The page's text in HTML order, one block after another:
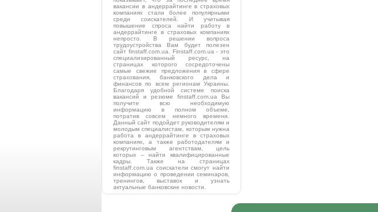
вакансии в андеррайтинге в страховых
компаниях стали более популярными
среди соискателей. И учитывая
повышение спроса найти работу в
андеррайтинге в страховых компаниях
непросто. В решении вопроса
трудоустройства Вам будет полезен
сайт finstaff.com.ua. Finstaff.com.ua - это
специализированный ресурс, на
страницах которого сосредоточены
самые свежие предложения в сфере
страхования, банковского дела и
финансов по всем регионам Украины.
Благодаря удобной системе поиска
вакансий и резюме finstaff.com.ua Вы
получите всю необходимую
информацию в полном объеме,
потратив совсем немного времени.
Данный сайт подойдет руководителям и
молодым специалистам, которым нужна
работа в андеррайтинге в страховых
компаниях, а также работодателям и
рекрутинговым агентствам, цель
которых – найти квалифицированные
кадры. Также на страницах
finstaff.com.ua соискатели смогут найти
информацию о проведении семинаров,
тренингов, выставок и узнать
актуальные банковские новости.